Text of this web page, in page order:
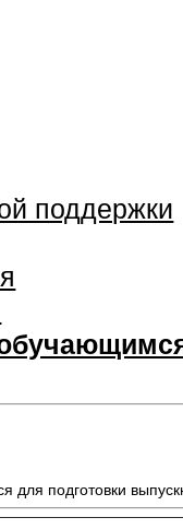
поддержки
подготовки